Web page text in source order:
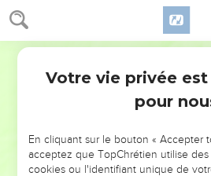
Jérémie 47
arrive du nord ; c’est bientôt un
le pays et ce qui s’y trouve, les
Les gens se mettent à crier, tous les
On entend les chevaux frapper le
grondement des chars, le fracas des
C’est que le jour de la dévastation
Philistins, si bien qu’il ne reste
Votre vie privée
pour
En cliquant sur le bouton « Accepter
acceptez que TopChrétien utilise des
cookies ou l'identifiant unique de